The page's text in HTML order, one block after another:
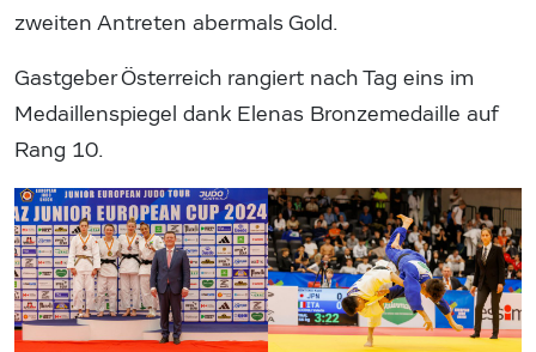
zweiten Antreten abermals Gold.
Gastgeber Österreich rangiert nach Tag eins im
Medaillenspiegel dank Elenas Bronzemedaille auf
Rang 10.